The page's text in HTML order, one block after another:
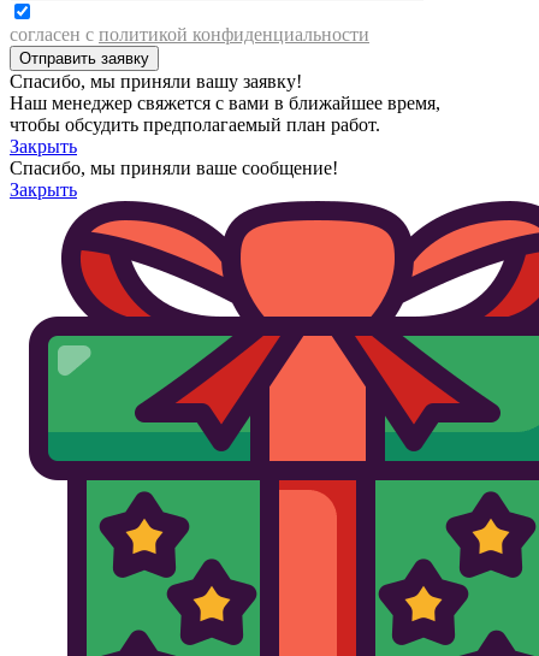
согласен с политикой конфиденциальности
Спасибо, мы приняли вашу заявку!
Наш менеджер свяжется с вами в ближайшее время,
чтобы обсудить предполагаемый план работ.
Закрыть
Спасибо, мы приняли ваше сообщение!
Закрыть